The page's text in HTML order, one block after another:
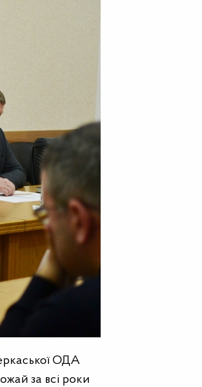
ОДА
за всі роки